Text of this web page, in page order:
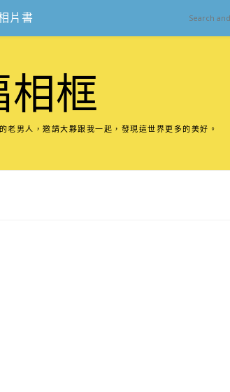
片書
相框
男人，邀請大夥跟我一起，發現這世界更多的美好。